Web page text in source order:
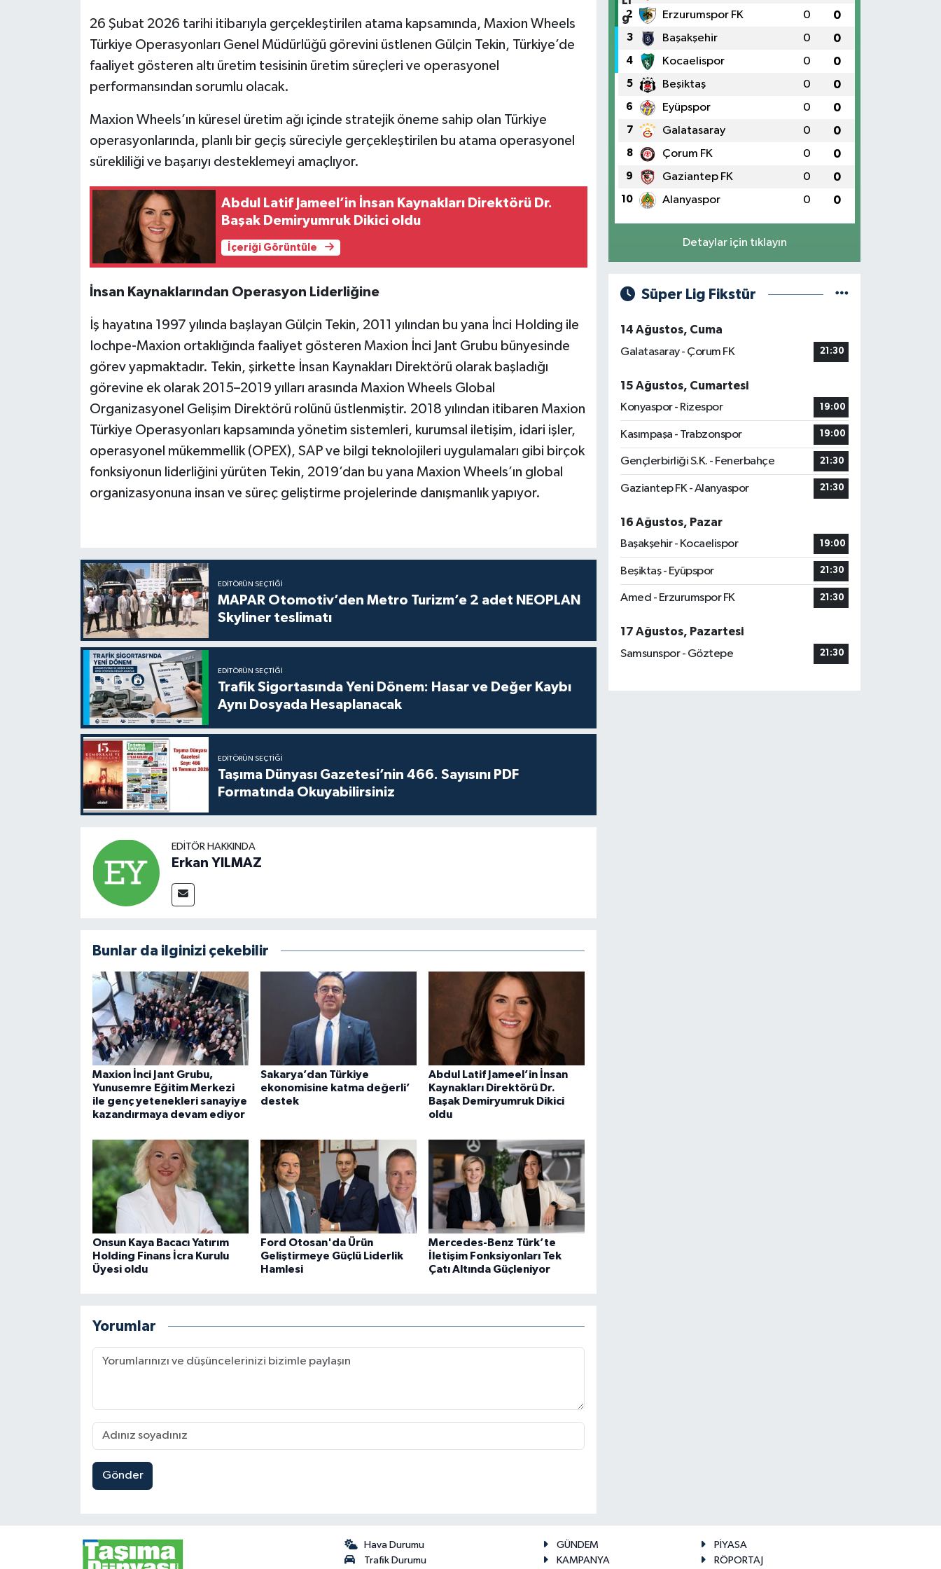
26 Şubat 2026 tarihi itibarıyla gerçekleştirilen atama kapsamında, Maxion Wheels
Türkiye Operasyonları Genel Müdürlüğü görevini üstlenen Gülçin Tekin, Türkiye’de
faaliyet gösteren altı üretim tesisinin üretim süreçleri ve operasyonel
performansından sorumlu olacak.
Maxion Wheels’ın küresel üretim ağı içinde stratejik öneme sahip olan Türkiye
operasyonlarında, planlı bir geçiş süreciyle gerçekleştirilen bu atama operasyonel
sürekliliği ve başarıyı desteklemeyi amaçlıyor.
Abdul Latif Jameel’in İnsan Kaynakları Direktörü Dr.
Başak Demiryumruk Dikici oldu
İçeriği Görüntüle
İnsan Kaynaklarından Operasyon Liderliğine
İş hayatına 1997 yılında başlayan Gülçin Tekin, 2011 yılından bu yana İnci Holding ile
Iochpe-Maxion ortaklığında faaliyet gösteren Maxion İnci Jant Grubu bünyesinde
görev yapmaktadır. Tekin, şirkette İnsan Kaynakları Direktörü olarak başladığı
görevine ek olarak 2015–2019 yılları arasında Maxion Wheels Global
Organizasyonel Gelişim Direktörü rolünü üstlenmiştir. 2018 yılından itibaren Maxion
Türkiye Operasyonları kapsamında yönetim sistemleri, kurumsal iletişim, idari işler,
operasyonel mükemmellik (OPEX), SAP ve bilgi teknolojileri uygulamaları gibi birçok
fonksiyonun liderliğini yürüten Tekin, 2019’dan bu yana Maxion Wheels’ın global
organizasyonuna insan ve süreç geliştirme projelerinde danışmanlık yapıyor.
EDITÖRÜN SEÇTIĞI
MAPAR Otomotiv’den Metro Turizm’e 2 adet NEOPLAN
Skyliner teslimatı
EDITÖRÜN SEÇTIĞI
Trafik Sigortasında Yeni Dönem: Hasar ve Değer Kaybı
Aynı Dosyada Hesaplanacak
EDITÖRÜN SEÇTIĞI
Taşıma Dünyası Gazetesi’nin 466. Sayısını PDF
Formatında Okuyabilirsiniz
EDITÖR HAKKINDA
Erkan YILMAZ
Bunlar da ilginizi çekebilir
Maxion İnci Jant Grubu,
Yunusemre Eğitim Merkezi
ile genç yetenekleri sanayiye
kazandırmaya devam ediyor
Sakarya’dan Türkiye
ekonomisine katma değerli’
destek
Abdul Latif Jameel’in İnsan
Kaynakları Direktörü Dr.
Başak Demiryumruk Dikici
oldu
Onsun Kaya Bacacı Yatırım
Holding Finans İcra Kurulu
Üyesi oldu
Ford Otosan'da Ürün
Geliştirmeye Güçlü Liderlik
Hamlesi
Mercedes-Benz Türk’te
İletişim Fonksiyonları Tek
Çatı Altında Güçleniyor
Yorumlar
Gönder
2 Erzurumspor FK 0 0
3 Başakşehir 0 0
4 Kocaelispor 0 0
5 Beşiktaş 0 0
6 Eyüpspor 0 0
7 Galatasaray 0 0
8 Çorum FK 0 0
9 Gaziantep FK 0 0
10 Alanyaspor 0 0
Detaylar için tıklayın
Süper Lig Fikstür
14 Ağustos, Cuma
Galatasaray - Çorum FK
21:30
15 Ağustos, Cumartesi
Konyaspor - Rizespor
19:00
Kasımpaşa - Trabzonspor 19:00
Gençlerbirliği S.K. - Fenerbahçe 21:30
Gaziantep FK - Alanyaspor 21:30
16 Ağustos, Pazar
Başakşehir - Kocaelispor
19:00
Beşiktaş - Eyüpspor 21:30
Amed - Erzurumspor FK 21:30
17 Ağustos, Pazartesi
Samsunspor - Göztepe
21:30
Hava Durumu
Trafik Durumu
GÜNDEM
PİYASA
KAMPANYA
RÖPORTAJ